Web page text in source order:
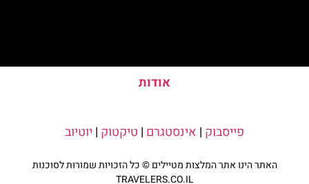
אודות
פייסבוק | אינסטגרם | טיקטוק | יוטיוב
האתר הינו אתר המלצות מטיילים © כל הזכויות שמורות לסוכנות
TRAVELERS.CO.IL